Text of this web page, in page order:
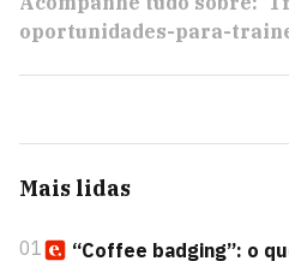
oportunidades-para-
Mais lidas
01
“Coffee badging”: o